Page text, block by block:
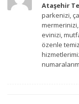
Ataşehir
parkenizi,
mermerinizi,
evinizi,
özenle